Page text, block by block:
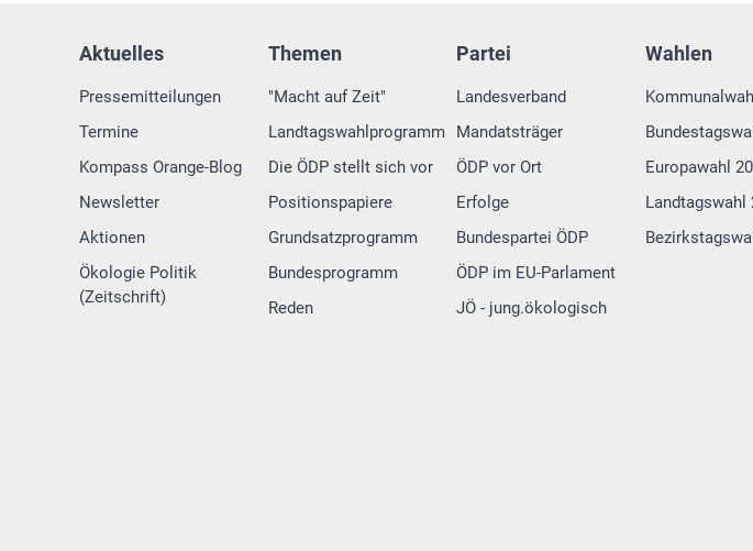
Aktuelles
Pressemitteilungen
Termine
Kompass Orange-Blog
Newsletter
Aktionen
Ökologie Politik
(Zeitschrift)
Themen
"Macht auf Zeit"
Landtagswahlprogramm
Die ÖDP stellt sich vor
Positionspapiere
Grundsatzprogramm
Bundesprogramm
Reden
Partei
Landesverband
Mandatsträger
ÖDP vor Ort
Erfolge
Bundespartei ÖDP
ÖDP im EU-Parlament
JÖ - jung.ökologisch
Wahlen
Europawahl
Landtagswahl